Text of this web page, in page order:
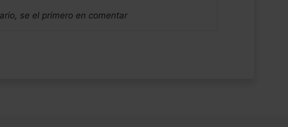
o diagnostiquen. Saludos alegres del
Sevilla
se el primero en comentar